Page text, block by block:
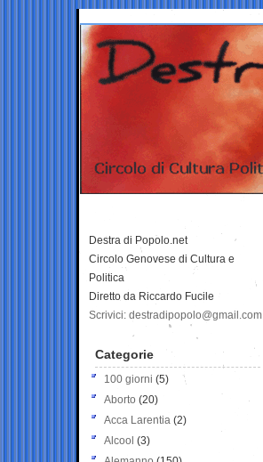
Destra di Popolo.net
Circolo Genovese di Cultura e
Politica
Diretto da Riccardo Fucile
Scrivici: destradipopolo@gmail.com
Categorie
100 giorni (5)
Aborto (20)
Acca Larentia (2)
Alcool (3)